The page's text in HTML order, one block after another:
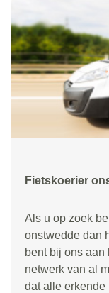
Fietskoerier
Als u op zoek
onstwedde dan
bent bij ons aan
netwerk van al
dat alle erkende